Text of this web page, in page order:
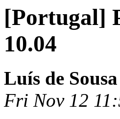
[Portugal]
10.04
Luís de Sousa
Fri Nov 12